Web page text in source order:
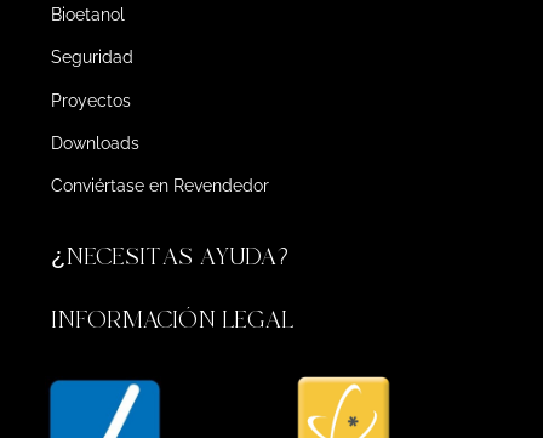
Bioetanol
Seguridad
Proyectos
Downloads
Conviértase en Revendedor
¿NECESITAS AYUDA?
INFORMACIÓN LEGAL